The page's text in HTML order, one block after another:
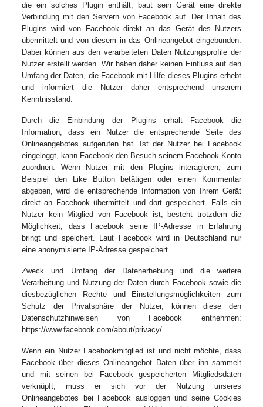
die ein solches Plugin enthält, baut sein Gerät eine direkte
Verbindung mit den Servern von Facebook auf. Der Inhalt des
Plugins wird von Facebook direkt an das Gerät des Nutzers
übermittelt und von diesem in das Onlineangebot eingebunden.
Dabei können aus den verarbeiteten Daten Nutzungsprofile der
Nutzer erstellt werden. Wir haben daher keinen Einfluss auf den
Umfang der Daten, die Facebook mit Hilfe dieses Plugins erhebt
und informiert die Nutzer daher entsprechend unserem
Kenntnisstand.
Durch die Einbindung der Plugins erhält Facebook die
Information, dass ein Nutzer die entsprechende Seite des
Onlineangebotes aufgerufen hat. Ist der Nutzer bei Facebook
eingeloggt, kann Facebook den Besuch seinem Facebook-Konto
zuordnen. Wenn Nutzer mit den Plugins interagieren, zum
Beispiel den Like Button betätigen oder einen Kommentar
abgeben, wird die entsprechende Information von Ihrem Gerät
direkt an Facebook übermittelt und dort gespeichert. Falls ein
Nutzer kein Mitglied von Facebook ist, besteht trotzdem die
Möglichkeit, dass Facebook seine IP-Adresse in Erfahrung
bringt und speichert. Laut Facebook wird in Deutschland nur
eine anonymisierte IP-Adresse gespeichert.
Zweck und Umfang der Datenerhebung und die weitere
Verarbeitung und Nutzung der Daten durch Facebook sowie die
diesbezüglichen Rechte und Einstellungsmöglichkeiten zum
Schutz der Privatsphäre der Nutzer, können diese den
Datenschutzhinweisen von Facebook entnehmen:
https://www.facebook.com/about/privacy/.
Wenn ein Nutzer Facebookmitglied ist und nicht möchte, dass
Facebook über dieses Onlineangebot Daten über ihn sammelt
und mit seinen bei Facebook gespeicherten Mitgliedsdaten
verknüpft, muss er sich vor der Nutzung unseres
Onlineangebotes bei Facebook ausloggen und seine Cookies